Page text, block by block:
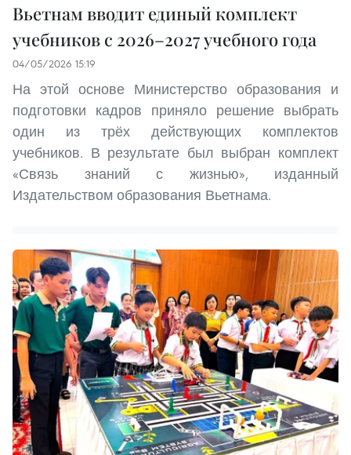
Вьетнам вводит единый комплект
учебников с 2026–2027 учебного года
04/05/2026 15:19
На этой основе Министерство образования и
подготовки кадров приняло решение выбрать
один из трёх действующих комплектов
учебников. В результате был выбран комплект
«Связь знаний с жизнью», изданный
Издательством образования Вьетнама.